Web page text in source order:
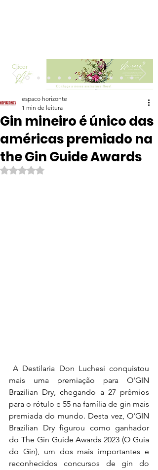
Clicar
Gin mineiro é único das
américas premiado na
the Gin Guide Awards
espaco horizonte
1 min de leitura
Avaliado com NaN de 5 estrelas.
A Destilaria Don Luchesi conquistou
mais uma premiação para O'GIN
Brazilian Dry, chegando a 27 prêmios
para o rótulo e 55 na família de gin mais
premiada do mundo. Desta vez, O'GIN
Brazilian Dry figurou como ganhador
do The Gin Guide Awards 2023 (O Guia
do Gin), um dos mais importantes e
reconhecidos concursos de gin do